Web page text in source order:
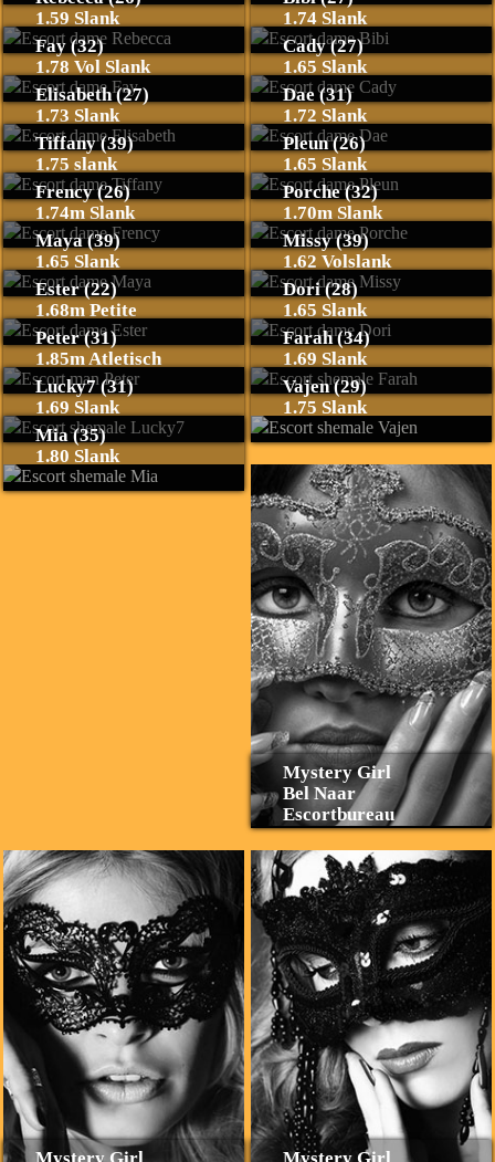
1.59 Slank
1.74 Slank
Fay (32)
1.78 Vol Slank
Cady (27)
1.65 Slank
Elisabeth (27)
1.73 Slank
Dae (31)
1.72 Slank
Tiffany (39)
1.75 slank
Pleun (26)
1.65 Slank
Frency (26)
1.74m Slank
Porche (32)
1.70m Slank
Maya (39)
1.65 Slank
Missy (39)
1.62 Volslank
Ester (22)
1.68m Petite
Dori (28)
1.65 Slank
Peter (31)
1.85m Atletisch
Farah (34)
1.69 Slank
Lucky7 (31)
1.69 Slank
Vajen (29)
1.75 Slank
Mia (35)
1.80 Slank
Mystery Girl
Bel Naar
Escortbureau